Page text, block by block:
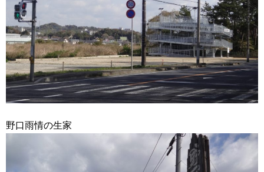
野口雨情の生家